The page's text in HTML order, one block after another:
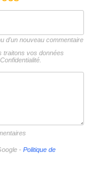
d'un nouveau commentaire
traitons vos données
- Politique de